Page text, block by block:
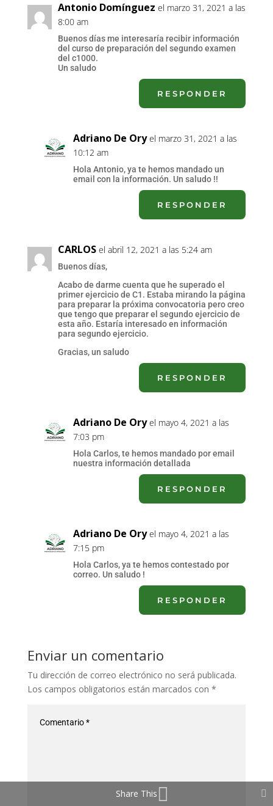
Antonio Domínguez el marzo 31, 2021 a las
8:00 am
Buenos días me interesaría recibir información
del curso de preparación del segundo examen
del c1000.
Un saludo
RESPONDER
Adriano De Ory el marzo 31, 2021 a las
10:12 am
Hola Antonio, ya te hemos mandado un
email con la información. Un saludo !!
RESPONDER
CARLOS el abril 12, 2021 a las 5:24 am
Buenos días,
Acabo de darme cuenta que he superado el
primer ejercicio de C1. Estaba mirando la página
para preparar la próxima convocatoria pero creo
que tengo que preparar el segundo ejercicio de
esta año. Estaría interesado en información
para segundo ejercicio.
Gracias, un saludo
RESPONDER
Adriano De Ory el mayo 4, 2021 a las
7:03 pm
Hola Carlos, te hemos mandado por email
nuestra información detallada
RESPONDER
Adriano De Ory el mayo 4, 2021 a las
7:15 pm
Hola Carlos, ya te hemos contestado por
correo. Un saludo !
RESPONDER
Enviar un comentario
Tu dirección de correo electrónico no será publicada.
Los campos obligatorios están marcados con *
Share This